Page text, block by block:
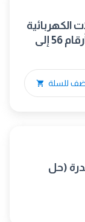
الكهربائية
الدوارة الجزء: الأول للهياكل من أرقام 56 إلى
للسلة
(حل